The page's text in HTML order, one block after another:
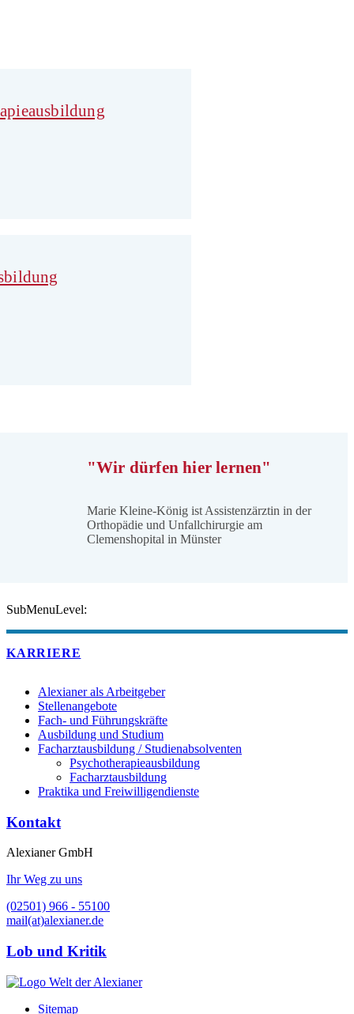
"Wir dürfen hier lernen"
Marie Kleine-König ist Assistenzärztin in der
Orthopädie und Unfallchirurgie am
Clemenshopital in Münster
SubMenuLevel:
KARRIERE
Alexianer als Arbeitgeber
Stellenangebote
Fach- und Führungskräfte
Ausbildung und Studium
Facharztausbildung / Studienabsolventen
Psychotherapieausbildung
Facharztausbildung
Praktika und Freiwilligendienste
Kontakt
Alexianer GmbH
Ihr Weg zu uns
(02501) 966 - 55100
mail(at)alexianer.de
Lob und Kritik
Sitemap